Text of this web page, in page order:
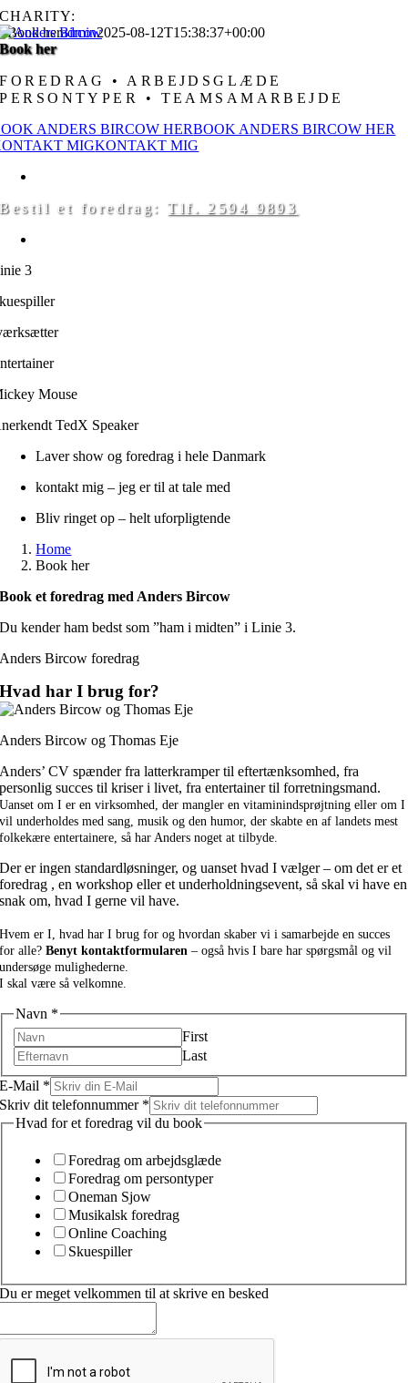
Skip
to
content
CHARITY:
Book heradmin2025-08-12T15:38:37+00:00
Book her
FOREDRAG • ARBEJDSGLÆDE
PERSONTYPER • TEAMSAMARBEJDE
ANDERS BIRCOW HERBOOK ANDERS BIRCOW HER
MIGKONTAKT MIG
Bestil et foredrag:Tlf. 2594 9893
3
Mouse
TedX Speaker
Laver show og foredrag i hele Danmark
kontakt mig – jeg er til at tale med
Bliv ringet op – helt uforpligtende
Home
Book her
Book et foredrag med Anders Bircow
Du kender ham bedst som ”ham i midten” i Linie 3.
Anders Bircow foredrag
Hvad har I brug for?
Anders Bircow og Thomas Eje
Anders’ CV spænder fra latterkramper til eftertænksomhed, fra
personlig succes til kriser i livet, fra entertainer til forretningsmand.
Uanset om I er en virksomhed, der mangler en vitaminindsprøjtning eller om I
vil underholdes med sang, musik og den humor, der skabte en af landets mest
folkekære entertainere, så har Anders noget at tilbyde.
Der er ingen standardløsninger, og uanset hvad I vælger – om det er et
foredrag , en workshop eller et underholdningsevent, så skal vi have en
snak om, hvad I gerne vil have.
Hvem er I, hvad har I brug for og hvordan skaber vi i samarbejde en succes
for alle?Benyt kontaktformularen – også hvis I bare har spørgsmål og vil
undersøge mulighederne.
I skal være så velkomne.
Navn *
First
Last
E-Mail *
Skriv dit telefonnummer *
Hvad for et foredrag vil du book
Foredrag om arbejdsglæde
Foredrag om persontyper
Oneman Sjow
Musikalsk foredrag
Online Coaching
Skuespiller
Du er meget velkommen til at skrive en besked